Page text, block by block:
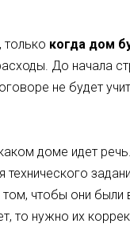
только когда дом
До начала
не будет
доме идет
чтобы они были
то нужно их